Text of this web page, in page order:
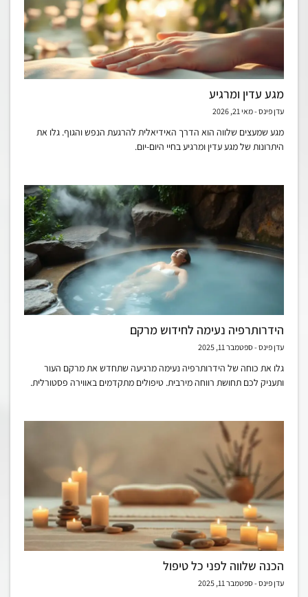
מגע עדין ומרגיע
עדן פינס מאי 21, 2026
מגע שמעצים שלווה הוא הדרך האידיאלית להרגעת הנפש והגוף. גלו את
היתרונות של מגע עדין ומרגיע בחיי היום-יום.
הידרותרפיה נעימה לחידוש מרקם
עדן פינס ספטמבר 11, 2025
גלו את כוחה של הידרותרפיה נעימה מרגיעה שתחדש את מרקם העור
ותעניק לכם תחושת רווחה מירבית. טיפולים מתקדמים באווירה פסטורלית.
הכנה שלווה לפני כל טיפול
עדן פינס ספטמבר 11, 2025